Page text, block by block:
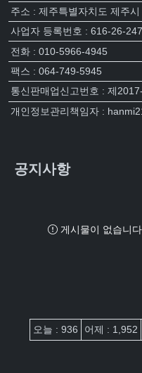
주소 : 제주특별자치도 제주
사업자 등록번호 : 616-26-
전화 : 010-5966-4945
팩스 : 064-749-5945
통신판매업신고번호 : 제
개인정보관리책임자 :
공지사항
게시물이 없습니다.
접속자집계
오늘 : 936 어제 : 1,952